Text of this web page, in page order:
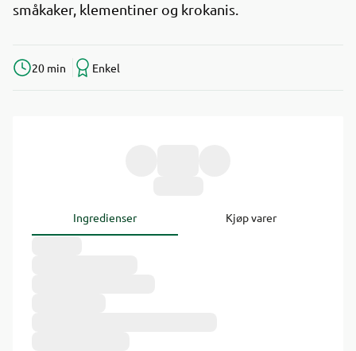
småkaker, klementiner og krokanis.
20 min Enkel
Ingredienser Kjøp varer